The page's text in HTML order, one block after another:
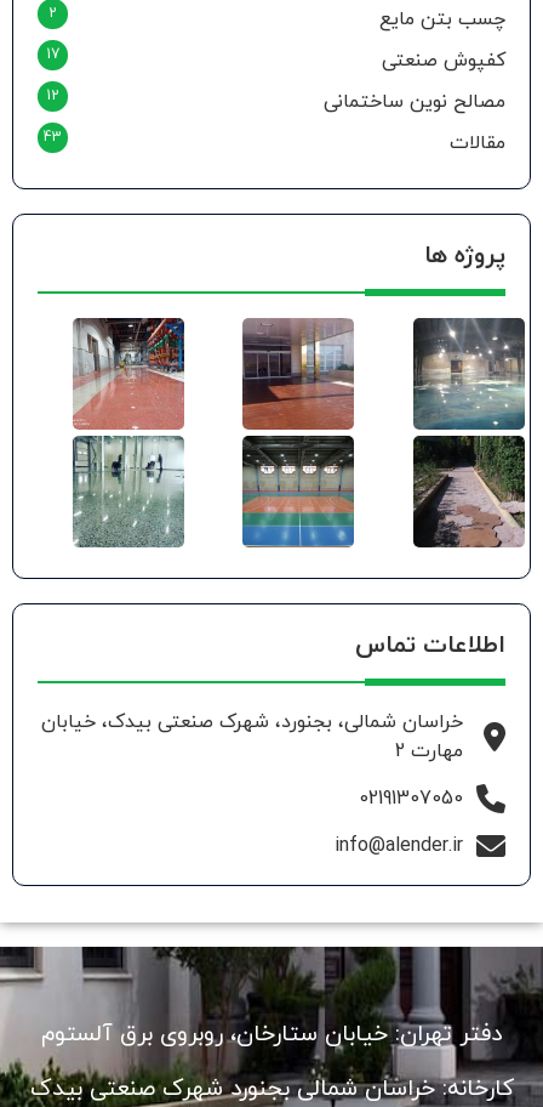
چسب بتن مایع 2
کفپوش صنعتی 17
مصالح نوین ساختمانی 12
مقالات 43
پروژه ها
اطلاعات تماس
خراسان شمالی، بجنورد، شهرک صنعتی بیدک، خیابان
مهارت 2
02191307050
info@alender.ir
دفتر تهران: خیابان ستارخان، روبروی برق آلستوم
کارخانه: خراسان شمالی بجنورد شهرک صنعتی بیدک